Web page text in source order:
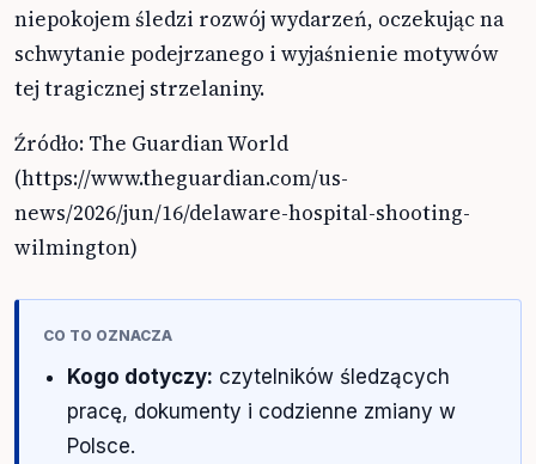
niepokojem śledzi rozwój wydarzeń, oczekując na
schwytanie podejrzanego i wyjaśnienie motywów
tej tragicznej strzelaniny.
Źródło: The Guardian World
(https://www.theguardian.com/us-
news/2026/jun/16/delaware-hospital-shooting-
wilmington)
CO TO OZNACZA
Kogo dotyczy: czytelników śledzących
pracę, dokumenty i codzienne zmiany w
Polsce.